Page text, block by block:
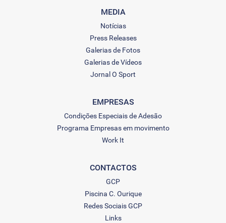
MEDIA
Notícias
Press Releases
Galerias de Fotos
Galerias de Vídeos
Jornal O Sport
EMPRESAS
Condições Especiais de Adesão
Programa Empresas em movimento
Work It
CONTACTOS
GCP
Piscina C. Ourique
Redes Sociais GCP
Links